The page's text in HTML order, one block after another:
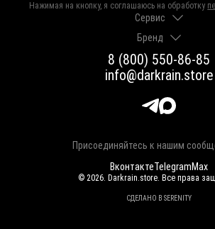
8 (800) 550-86-85
info@darkrain.store
Присоединяйтесь к нашим
ВконтактеTelegramMax
Сервис
Доставка и оплата
Гарантии и возврат
Как выбрать размер
Уход за украшениями
Яндекс Пэй
Долями
Бренд
О нас
Программа лояльности
Магазины
Нажимая на кнопку, я соглашаюсь на обработку
© 2026. Darkrain.store. Все права
СДЕЛАНО В SERENITY